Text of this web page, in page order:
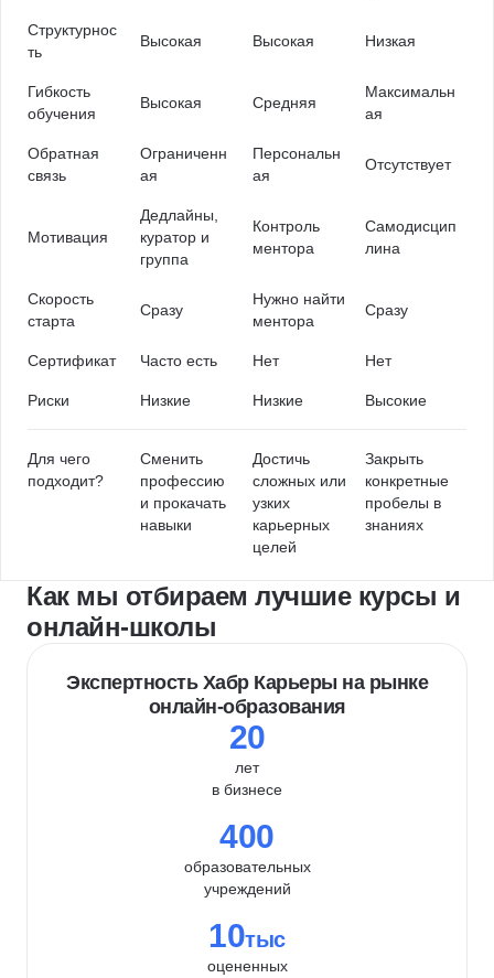
Структурнос
ть
Высокая Высокая Низкая
Гибкость
обучения
Высокая Средняя
Максимальн
ая
Обратная
связь
Ограниченн
ая
Персональн
ая
Отсутствует
Мотивация
Дедлайны,
куратор и
группа
Контроль
ментора
Самодисцип
лина
Скорость
старта
Сразу
Нужно найти
ментора
Сразу
Сертификат Часто есть Нет Нет
Риски Низкие Низкие Высокие
Для чего
подходит?
Сменить
профессию
и прокачать
навыки
Достичь
сложных или
узких
карьерных
целей
Закрыть
конкретные
пробелы в
знаниях
Как мы отбираем лучшие курсы и
онлайн-школы
Экспертность Хабр Карьеры на рынке
онлайн-образования
20
лет
в бизнесе
400
образовательных
учреждений
10тыс
оцененных